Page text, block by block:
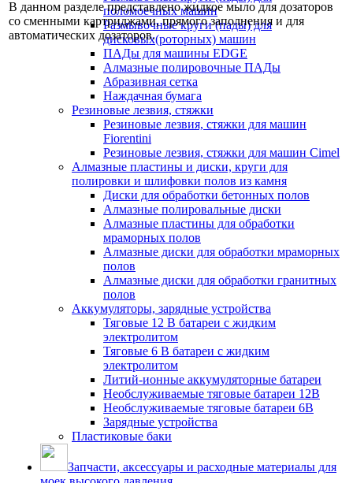
поломоечных машин
Размывочные круги (пады) для
дисковых(роторных) машин
ПАДы для машины EDGE
Алмазные полировочные ПАДы
Абразивная сетка
Наждачная бумага
Резиновые лезвия, стяжки
Резиновые лезвия, стяжки для машин
Fiorentini
Резиновые лезвия, стяжки для машин Cimel
Алмазные пластины и диски, круги для
полировки и шлифовки полов из камня
Диски для обработки бетонных полов
Алмазные полировальные диски
Алмазные пластины для обработки
мраморных полов
Алмазные диски для обработки мраморных
полов
Алмазные диски для обработки гранитных
полов
Аккумуляторы, зарядные устройства
Тяговые 12 В батареи с жидким
электролитом
Тяговые 6 В батареи с жидким
электролитом
Литий-ионные аккумуляторные батареи
Необслуживаемые тяговые батареи 12В
Необслуживаемые тяговые батареи 6В
Зарядные устройства
Пластиковые баки
Запчасти, аксессуары и расходные материалы для
В данном разделе представлено жидкое мыло для дозаторов
со сменными картриджами, прямого заполнения и для
автоматических дозаторов.